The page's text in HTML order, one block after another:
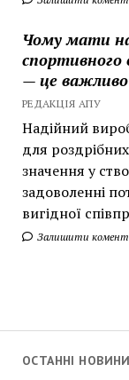
Чому мати
спортивного
— це
РЕДАКЦІЯ АПУ
Надійний
для
значення у
задоволенні
вигідної
Залишити
ОСТАННІ НОВИНИ